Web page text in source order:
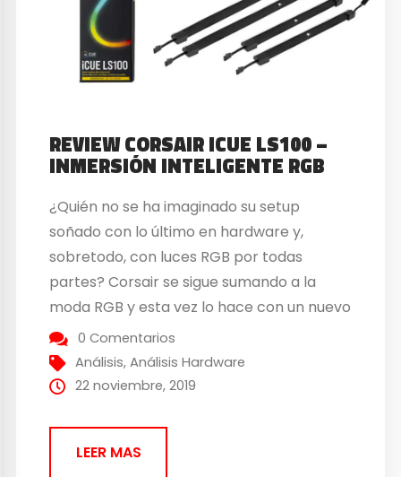
REVIEW CORSAIR ICUE LS100 –
INMERSIÓN INTELIGENTE RGB
¿Quién no se ha imaginado su setup
soñado con lo último en hardware y,
sobretodo, con luces RGB por todas
partes? Corsair se sigue sumando a la
moda RGB y esta vez lo hace con un nuevo
lanzamiento de luces LED inteligentes. Las
tiras Corsair iCUE LS100 se sincronizan con
nuestro sistema, videojuegos y contenido...
0 Comentarios
Análisis,Análisis Hardware
22 noviembre, 2019
LEER MAS